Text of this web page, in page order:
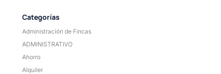
Categorías
Administración de Fincas
ADMINISTRATIVO
Ahorro
Alquiler